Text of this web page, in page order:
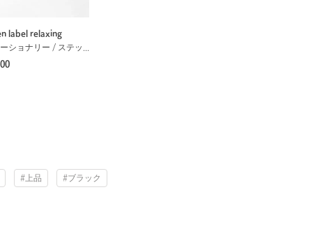
label relaxing
ステーショナリー / ステッカー
#上品 #ブラック